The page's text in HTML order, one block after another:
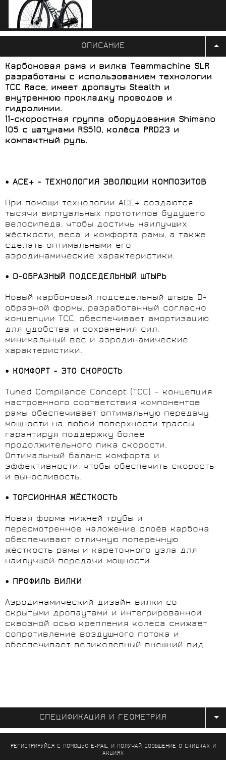
ОПИСАНИЕ
Карбоновая рама и вилка Teammachine SLR
разработаны с использованием технологии
TCC Race, имеет дропауты Stealth и
внутреннюю прокладку проводов и
гидролинии.
11-скоростная группа оборудования Shimano
105 с шатунами RS510, колёса PRD23 и
компактный руль.
• ACE+ - ТЕХНОЛОГИЯ ЭВОЛЮЦИИ КОМПОЗИТОВ
При помощи технологии ACE+ создаются
тысячи виртуальных прототипов будущего
велосипеда, чтобы достичь наилучших
жёсткости, веса и комфорта рамы, а также
сделать оптимальными его
аэродинамические характеристики.
• D-ОБРАЗНЫЙ ПОДСЕДЕЛЬНЫЙ ШТЫРЬ
Новый карбоновый подседельный штырь D-
образной формы, разработанный согласно
концепции TCC, обеспечивает амортизацию
для удобства и сохранения сил,
минимальный вес и аэродинамические
характеристики.
• КОМФОРТ - ЭТО СКОРОСТЬ
Tuned Compilance Concept (TCC) – концепция
настроенного соответствия компонентов
рамы обеспечивает оптимальную передачу
мощности на любой поверхности трассы,
гарантируя поддержку более
продолжительного пика скорости.
Оптимальный баланс комфорта и
эффективности, чтобы обеспечить скорость
и выносливость.
• ТОРСИОННАЯ ЖЁСТКОСТЬ
Новая форма нижней трубы и
пересмотренное наложение слоёв карбона
обеспечивают отличную поперечную
жёсткость рамы и кареточного узла для
наилучшей передачи мощности.
• ПРОФИЛЬ ВИЛКИ
Аэродинамический дизайн вилки со
скрытыми дропаутами и интегрированной
сквозной осью крепления колеса снижает
сопротивление воздушного потока и
обеспечивает великолепный внешний вид.
СПЕЦИФИКАЦИЯ И ГЕОМЕТРИЯ
РЕГИСТРИРУЙСЯ С ПОМОЩЬЮ E-MAIL И ПОЛУЧАЙ СООБЩЕНИЕО СКИДКАХ И
АКЦИЯХ